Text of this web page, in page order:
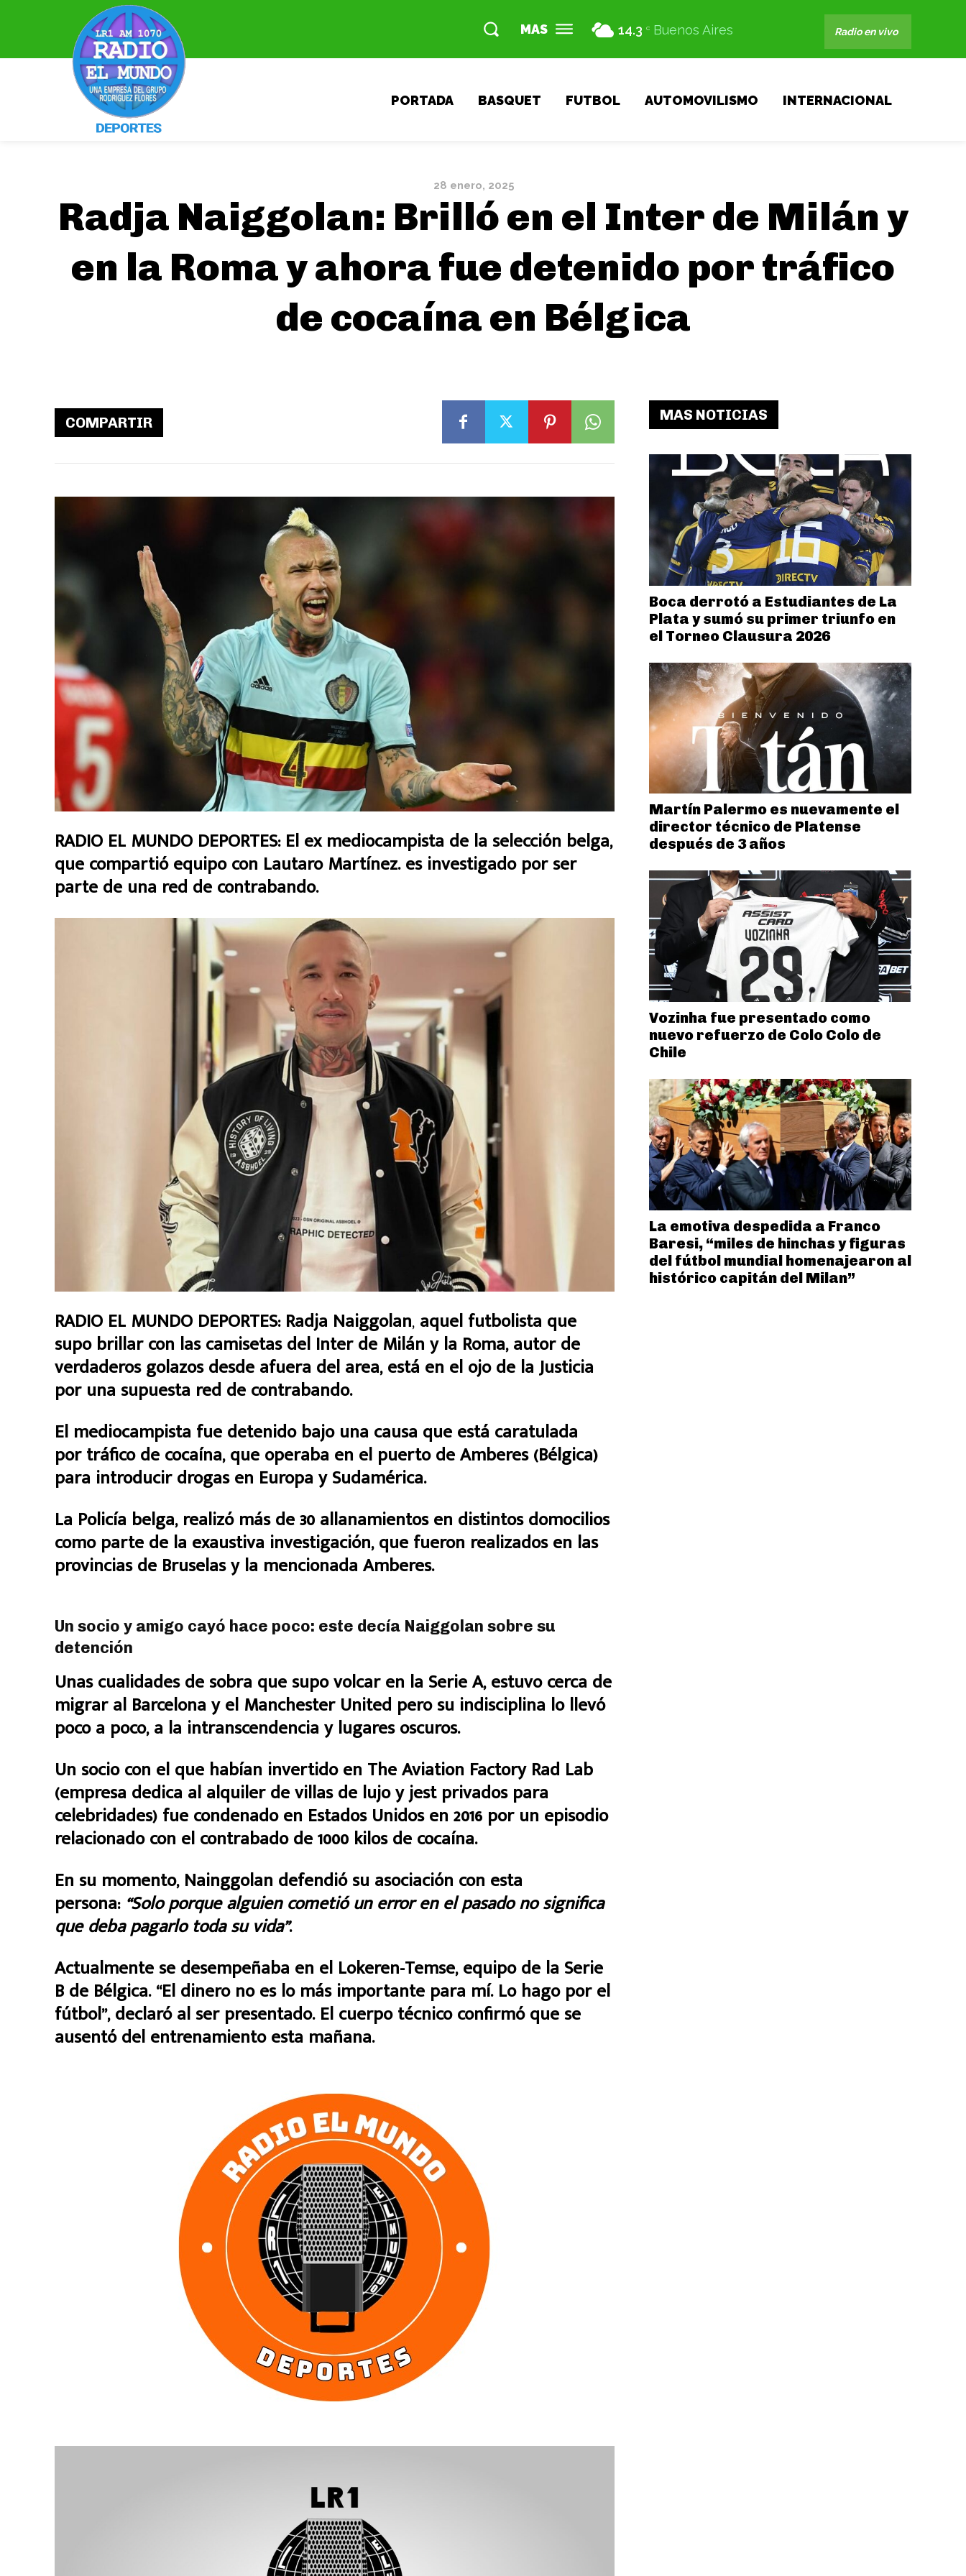
MAS 14.3 C Buenos Aires Radio en vivo
PORTADA BASQUET FUTBOL AUTOMOVILISMO INTERNACIONAL
28 enero, 2025
Radja Naiggolan: Brilló en el Inter de Milán y
en la Roma y ahora fue detenido por tráfico
de cocaína en Bélgica
COMPARTIR
RADIO EL MUNDO DEPORTES:El ex mediocampista de la selección belga,
que compartió equipo con Lautaro Martínez. es investigado por ser
parte de una red de contrabando.
RADIO EL MUNDO DEPORTES:Radja Naiggolan,aquel futbolista que
supo brillar con las camisetas del Inter de Milán y la Roma, autor de
verdaderos golazos desde afuera del area, está en el ojo de la Justicia
por una supuesta red de contrabando.
El mediocampista fue detenido bajo una causa que está caratulada
por tráfico de cocaína, que operaba en el puerto de Amberes (Bélgica)
para introducir drogas en Europa y Sudamérica.
La Policía belga, realizó más de 30 allanamientos en distintos domocilios
como parte de la exaustiva investigación, que fueron realizados en las
provincias de Bruselas y la mencionada Amberes.
Un socio y amigo cayó hace poco: este decía Naiggolan sobre su
detención
Unas cualidades de sobra que supo volcar en la Serie A, estuvo cerca de
migrar al Barcelona y el Manchester United pero su indisciplina lo llevó
poco a poco, a la intranscendencia y lugares oscuros.
Un socio con el que habían invertido en The Aviation Factory Rad Lab
(empresa dedica al alquiler de villas de lujo y jest privados para
celebridades) fue condenado en Estados Unidos en 2016 por un episodio
relacionado con el contrabado de 1000 kilos de cocaína.
En su momento, Nainggolan defendió su asociación con esta
persona: “Solo porque alguien cometió un error en el pasado no significa
que deba pagarlo toda su vida”.
Actualmente se desempeñaba en el Lokeren-Temse, equipo de la Serie
B de Bélgica. “El dinero no es lo más importante para mí. Lo hago por el
fútbol”, declaró al ser presentado. El cuerpo técnico confirmó que se
ausentó del entrenamiento esta mañana.
MAS NOTICIAS
Boca derrotó a Estudiantes de La
Plata y sumó su primer triunfo en
el Torneo Clausura 2026
Martín Palermo es nuevamente el
director técnico de Platense
después de 3 años
Vozinha fue presentado como
nuevo refuerzo de Colo Colo de
Chile
La emotiva despedida a Franco
Baresi, “miles de hinchas y figuras
del fútbol mundial homenajearon al
histórico capitán del Milan”